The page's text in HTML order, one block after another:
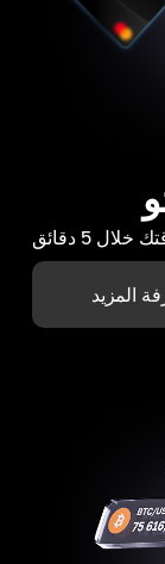
5 دقائق
المزيد